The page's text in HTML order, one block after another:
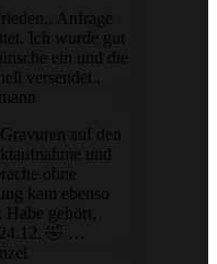
Anfrage
Ich wurde gut
ein und die
versendet..
auf den
und
ohne
kam ebenso
gehört,
24.12. 🤣 …